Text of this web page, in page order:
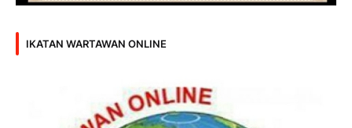
IKATAN WARTAWAN ONLINE